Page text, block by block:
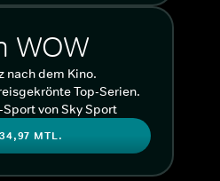
WOW
nach dem Kino.
Top-Serien.
von Sky Sport
MTL.